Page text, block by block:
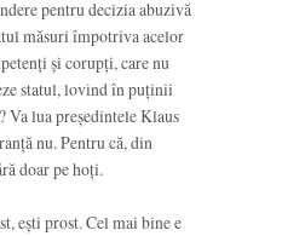
pentru decizia abuzivă
măsuri împotriva acelor
și corupți, care nu
statul, lovind în puținii
lua președintele Klaus
nu. Pentru că, din
doar pe hoți.
ești prost. Cel mai bine e